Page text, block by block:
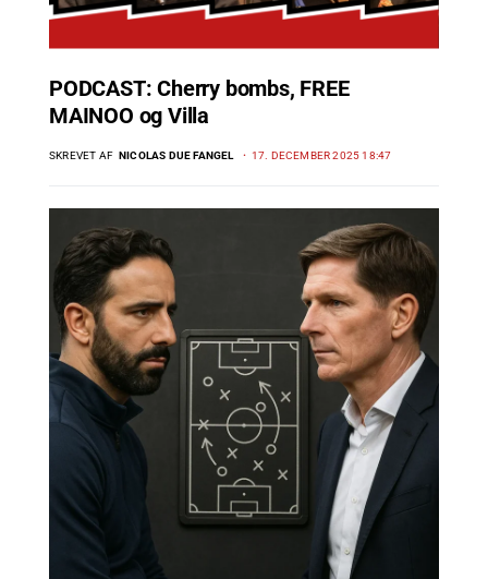
PODCAST: Cherry bombs, FREE
MAINOO og Villa
SKREVET AF NICOLAS DUE FANGEL 17. DECEMBER 2025 18:47